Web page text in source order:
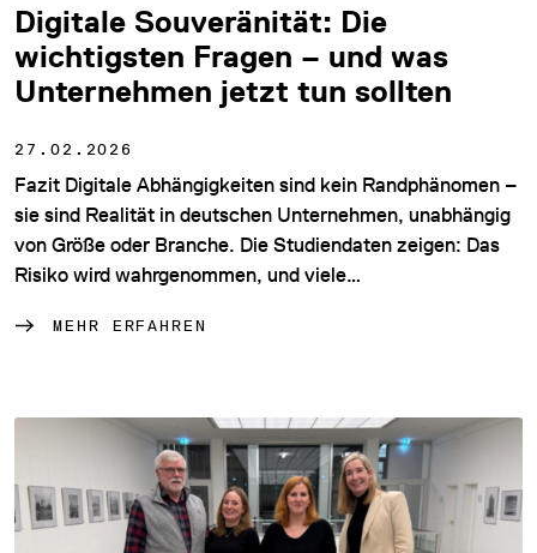
Digitale Souveränität: Die
wichtigsten Fragen – und was
Unternehmen jetzt tun sollten
27.02.2026
Fazit Digitale Abhängigkeiten sind kein Randphänomen –
sie sind Realität in deutschen Unternehmen, unabhängig
von Größe oder Branche. Die Studiendaten zeigen: Das
Risiko wird wahrgenommen, und viele…
MEHR ERFAHREN